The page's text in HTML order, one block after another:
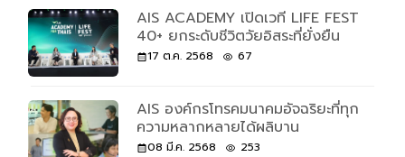
AIS ACADEMY เปิดเวที LIFE FEST
40+ ยกระดับชีวิตวัยอิสระที่ยั่งยืน
17 ต.ค. 2568 67
AIS องค์กรโทรคมนาคมอัจฉริยะที่ทุก
ความหลากหลายได้ผลิบาน
08 มี.ค. 2568 253